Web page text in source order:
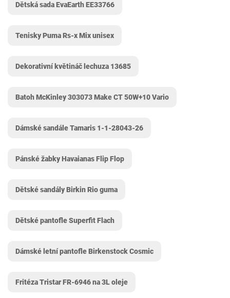
Dětská sada EvaEarth EE33766
Tenisky Puma Rs-x Mix unisex
Dekorativní květináč lechuza 13685
Batoh McKinley 303073 Make CT 50W+10 Vario
Dámské sandále Tamaris 1-1-28043-26
Pánské žabky Havaianas Flip Flop
Dětské sandály Birkin Rio guma
Dětské pantofle Superfit Flach
Dámské letní pantofle Birkenstock Cosmic
Fritéza Tristar FR-6946 na 3L oleje